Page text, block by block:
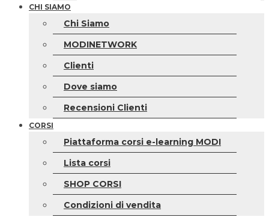
CHI SIAMO
Chi Siamo
MODINETWORK
Clienti
Dove siamo
Recensioni Clienti
CORSI
Piattaforma corsi e-learning MODI
Lista corsi
SHOP CORSI
Condizioni di vendita